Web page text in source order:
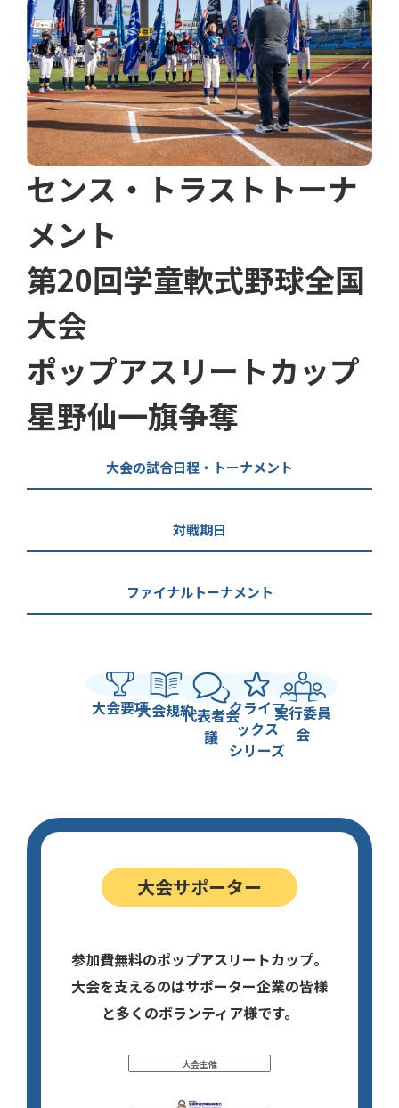
センス・トラストトーナ
メント
第20回学童軟式野球全国
大会
ポップアスリートカップ
星野仙一旗争奪
大会の試合日程・トーナメント
対戦期日
ファイナルトーナメント
大会要項大会規約代表者会
議
クライマ
ックス
シリーズ
実行委員
会
大会サポーター
参加費無料のポップアスリートカップ。
大会を支えるのはサポーター企業の皆様
と多くのボランティア様です。
大会主催